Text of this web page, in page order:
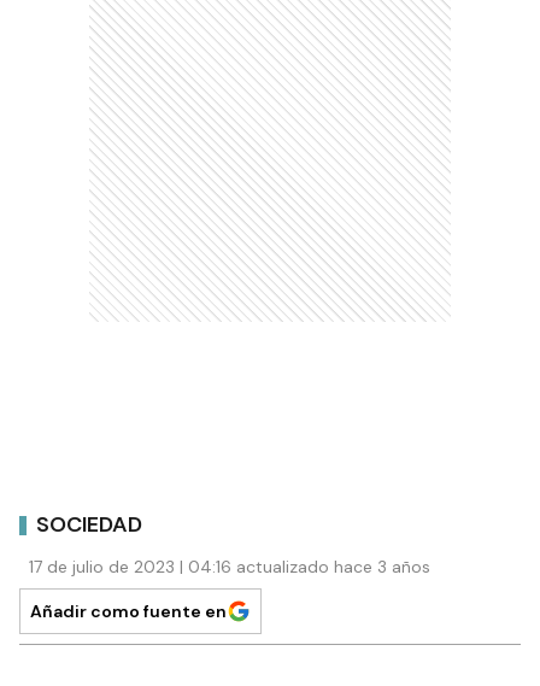
SOCIEDAD
17 de julio de 2023 | 04:16 actualizado hace 3 años
Añadir como fuente en